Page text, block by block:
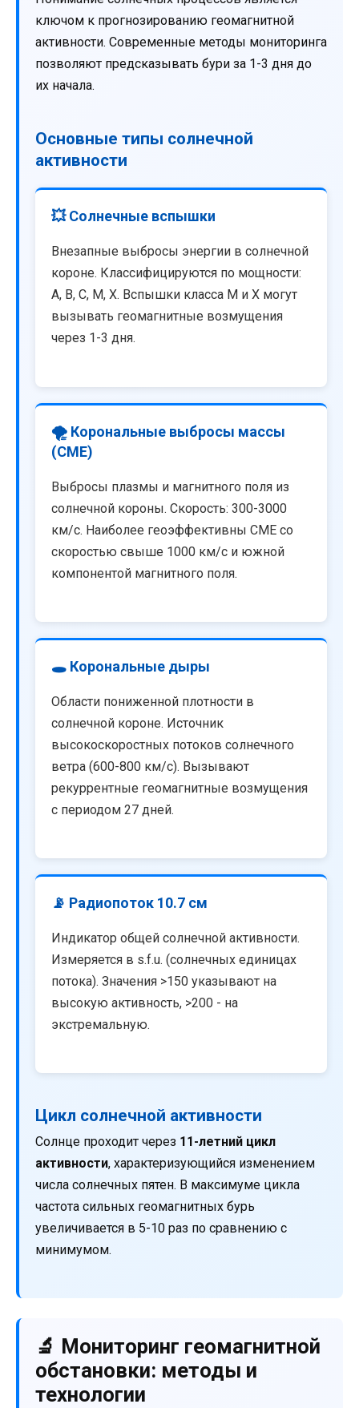
ключом к прогнозированию геомагнитной
активности. Современные методы мониторинга
позволяют предсказывать бури за 1-3 дня до
их начала.
Основные типы солнечной
активности
💥 Солнечные вспышки
Внезапные выбросы энергии в солнечной
короне. Классифицируются по мощности:
A, B, C, M, X. Вспышки класса M и X могут
вызывать геомагнитные возмущения
через 1-3 дня.
🌪️ Корональные выбросы массы
(CME)
Выбросы плазмы и магнитного поля из
солнечной короны. Скорость: 300-3000
км/с. Наиболее геоэффективны CME со
скоростью свыше 1000 км/с и южной
компонентой магнитного поля.
🕳️ Корональные дыры
Области пониженной плотности в
солнечной короне. Источник
высокоскоростных потоков солнечного
ветра (600-800 км/с). Вызывают
рекуррентные геомагнитные возмущения
с периодом 27 дней.
📡 Радиопоток 10.7 см
Индикатор общей солнечной активности.
Измеряется в s.f.u. (солнечных единицах
потока). Значения >150 указывают на
высокую активность, >200 - на
экстремальную.
Цикл солнечной активности
Солнце проходит через 11-летний цикл
активности, характеризующийся изменением
числа солнечных пятен. В максимуме цикла
частота сильных геомагнитных бурь
увеличивается в 5-10 раз по сравнению с
минимумом.
🔬 Мониторинг геомагнитной
обстановки: методы и
технологии